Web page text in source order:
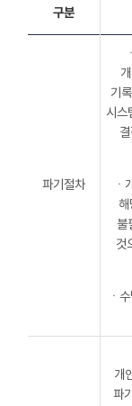
구분
파기절차
기
시스
ㆍ
해
불
것
ㆍ
개
파